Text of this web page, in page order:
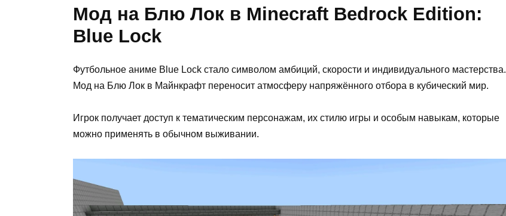
Мод на Блю Лок в Minecraft Bedrock Edition:
Blue Lock
Футбольное аниме Blue Lock стало символом амбиций, скорости и индивидуального мастерства.
Мод на Блю Лок в Майнкрафт переносит атмосферу напряжённого отбора в кубический мир.
Игрок получает доступ к тематическим персонажам, их стилю игры и особым навыкам, которые
можно применять в обычном выживании.